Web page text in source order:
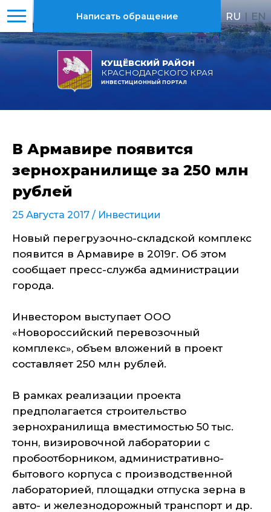
КУЩЁВСКИЙ РАЙОН
КРАСНОДАРСКОГО КРАЯ
ИНВЕСТИЦИОННЫЙ ПОРТАЛ
Написать обращение RU | EN
В Армавире появится
зернохранилище за 250 млн
рублей
25 Августа 2017 / Инвестиции
Новый перегрузочно-складской комплекс
появится в Армавире в 2019г. Об этом
сообщает пресс-служба администрации
города.
Инвестором выступает ООО
«Новороссийский перевозочный
комплекс», объем вложений в проект
составляет 250 млн рублей.
В рамках реализации проекта
предполагается строительство
зернохранилища вместимостью 50 тыс.
тонн, визировочной лаборатории с
пробоотборником, административно-
бытового корпуса с производственной
лабораторией, площадки отпуска зерна в
авто- и железнодорожный транспорт и др.